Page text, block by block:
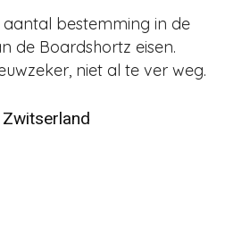
bestemming in de
de Boardshortz eisen.
niet al te ver weg.